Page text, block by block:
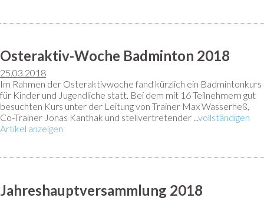
Osteraktiv-Woche Badminton 2018
25.03.2018
Im Rahmen der Osteraktivwoche fand kürzlich ein Badmintonkurs
für Kinder und Jugendliche statt. Bei dem mit 16 Teilnehmern gut
besuchten Kurs unter der Leitung von Trainer Max Wasserheß,
Co-Trainer Jonas Kanthak und stellvertretender ...vollständigen
Artikel anzeigen
Jahreshauptversammlung 2018